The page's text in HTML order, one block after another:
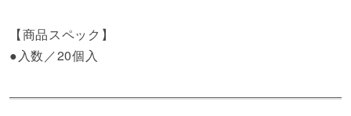
【商品スペック】
●入数／20個入